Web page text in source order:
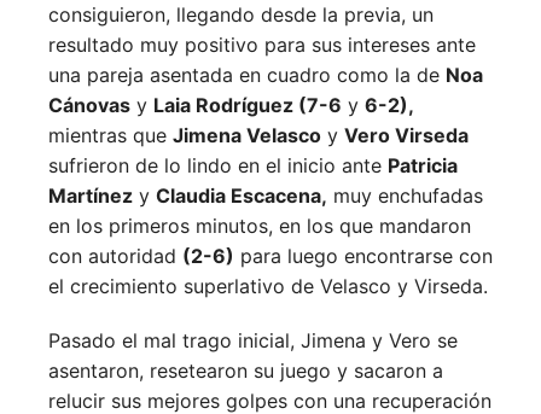
consiguieron, llegando desde la previa, un
resultado muy positivo para sus intereses ante
una pareja asentada en cuadro como la de Noa
Cánovas y Laia Rodríguez (7-6 y 6-2),
mientras que Jimena Velasco y Vero Virseda
sufrieron de lo lindo en el inicio ante Patricia
Martínez y Claudia Escacena, muy enchufadas
en los primeros minutos, en los que mandaron
con autoridad (2-6) para luego encontrarse con
el crecimiento superlativo de Velasco y Virseda.
Pasado el mal trago inicial, Jimena y Vero se
asentaron, resetearon su juego y sacaron a
relucir sus mejores golpes con una recuperación